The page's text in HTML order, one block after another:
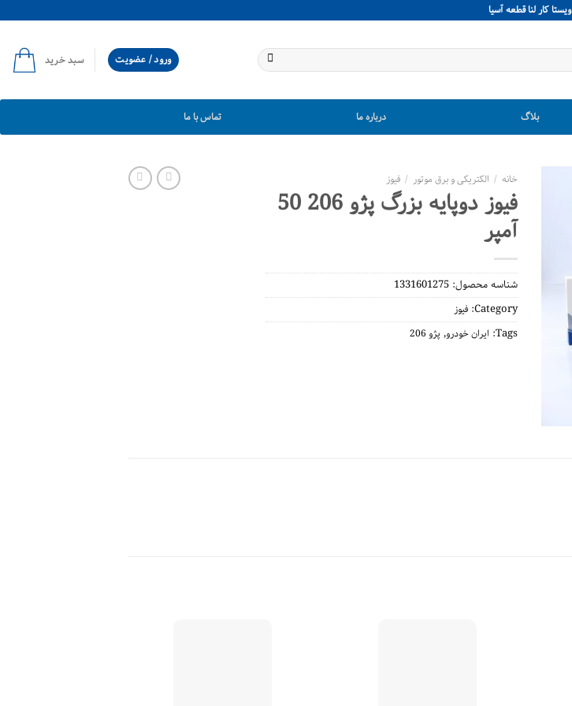
ويستا كار لنا قطعه آسيا
ورود / عضویت سبد خرید
بلاگ درباره ما تماس با ما
خانه / الکتریکی و برق موتور / فیوز
فیوز دوپایه بزرگ پژو 206 50
آمپر
شناسه محصول: 1331601275
Category: فیوز
Tags: ایران خودرو, پژو 206